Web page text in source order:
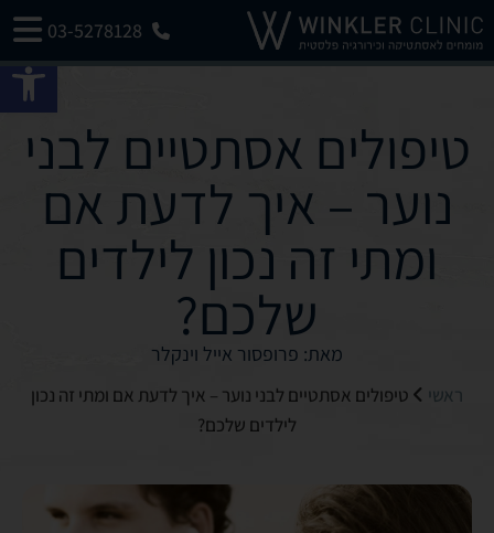
03-5278128
טיפולים אסתטיים לבני
נוער – איך לדעת אם
ומתי זה נכון לילדים
שלכם?
מאת: פרופסור אייל וינקלר
ראשי
טיפולים אסתטיים לבני נוער – איך לדעת אם ומתי זה נכון
לילדים שלכם?